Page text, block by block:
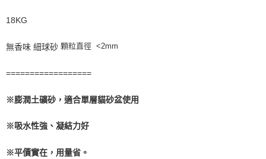
※ 請注意：結帳手續完成當下不需立刻繳費，但若您需要取消訂單，請聯絡
後付繳納相關費用。
【注意事項】
易，需依本服務之必要範圍內提供個人資料，並將交易相關給付款項請求債
權轉讓予恩沛科技股份有限公司。
https://aftee.tw/terms/#terms3
外島配送（黑貓宅急便－澎湖、金門、馬祖、綠島）
每筆NT$250
18KG
無香味 細球砂 顆粒直徑 <2mm
==================
※膨潤土礦砂，適合單層貓砂盆使用
※吸水性強、凝結力好
※平價實在，用量省。